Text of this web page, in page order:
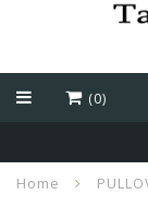
(0)
Home